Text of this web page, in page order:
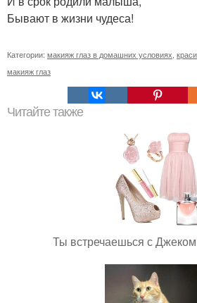
Бывают в жизни чудеса!
Категории: макияж глаз в домашних условиях,
макияж глаз
Читайте также
Ты встречаешься с